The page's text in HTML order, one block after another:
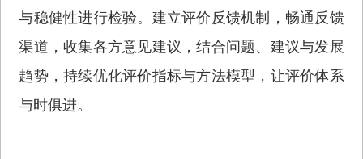
与稳健性进行检验。建立评价反馈机制，畅通反馈
渠道，收集各方意见建议，结合问题、建议与发展
趋势，持续优化评价指标与方法模型，让评价体系
与时俱进。